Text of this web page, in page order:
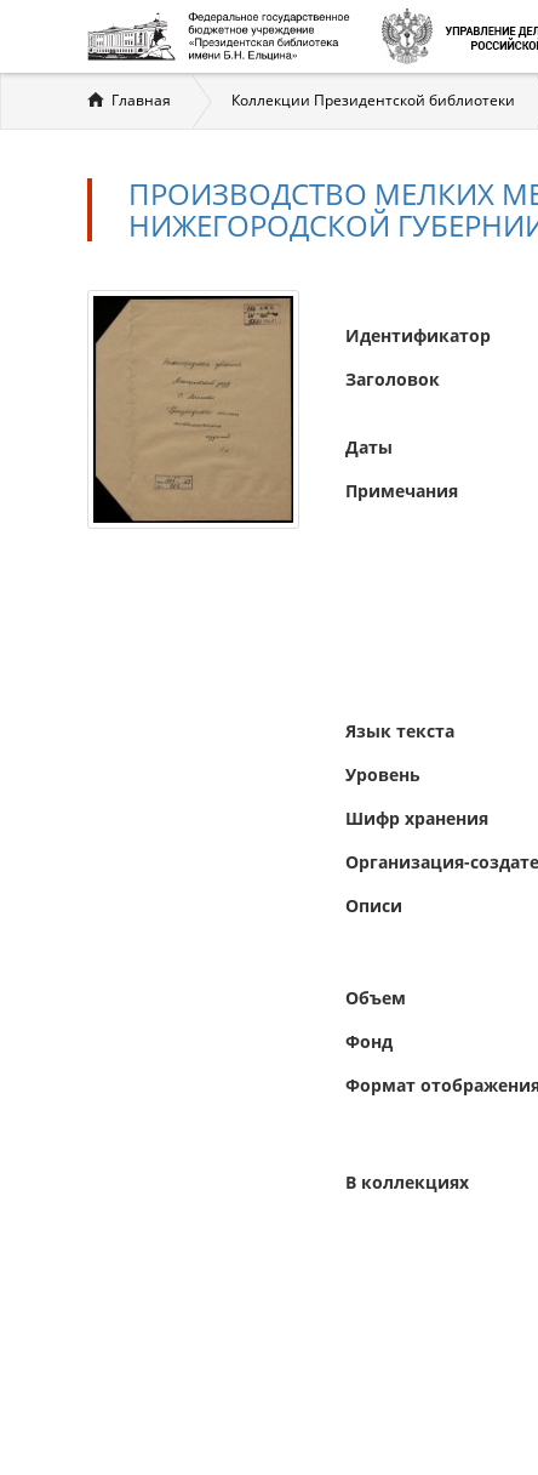
Вы
здесь
Главная Коллекции Президентской библиотеки
ПРОИЗВОДСТВО МЕЛКИХ
НИЖЕГОРОДСКОЙ
Идентификатор
Заголовок
Даты
Примечания
Язык текста
Уровень
Шифр хранения
Организация-
Описи
Объем
Фонд
Формат
В коллекциях